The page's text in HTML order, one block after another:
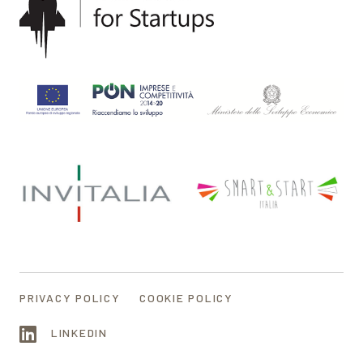
PRIVACY POLICY COOKIE POLICY
LINKEDIN